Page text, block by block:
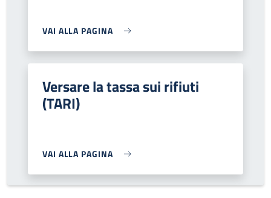
VAI ALLA PAGINA
Versare la tassa sui rifiuti
(TARI)
VAI ALLA PAGINA